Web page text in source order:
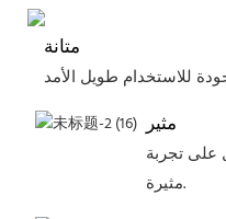
متانة
مثير
على تجربة
مثيرة.